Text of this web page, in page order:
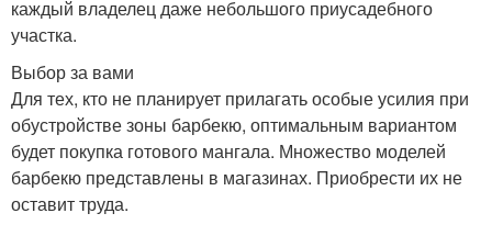
каждый владелец даже небольшого приусадебного
участка.
Выбор за вами
Для тех, кто не планирует прилагать особые усилия при
обустройстве зоны барбекю, оптимальным вариантом
будет покупка готового мангала. Множество моделей
барбекю представлены в магазинах. Приобрести их не
оставит труда.